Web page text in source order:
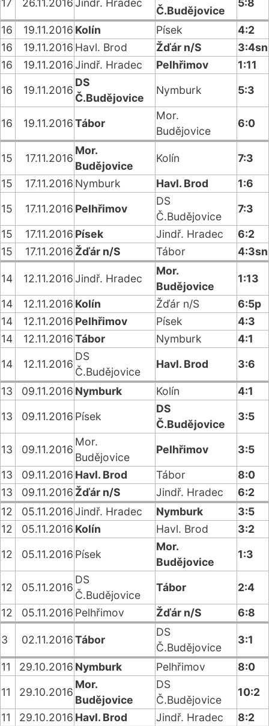
17
26.11.2016Jindř. Hradec
Č.Budějovice
5:8
16 19.11.2016 Kolín Písek
4:2
16
19.11.2016 Havl. Brod Žďár n/S
3:4sn
16
19.11.2016Jindř. Hradec Pelhřimov
1:11
16
19.11.2016
DS
Č.Budějovice
Nymburk 5:3
16 19.11.2016Tábor
Mor.
Budějovice
6:0
15 17.11.2016
Mor.
Budějovice
Kolín
7:3
15
17.11.2016 Nymburk Havl. Brod
1:6
15
17.11.2016 Pelhřimov
DS
Č.Budějovice
7:3
15
17.11.2016 Písek Jindř. Hradec
6:2
15
17.11.2016 Žďár n/S Tábor 4:3sn
14 12.11.2016Jindř. Hradec
Mor.
Budějovice
1:13
14
12.11.2016 Kolín Žďár n/S
6:5p
14
12.11.2016 Pelhřimov Písek
4:3
14
12.11.2016Tábor Nymburk
4:1
14
12.11.2016
DS
Č.Budějovice
Havl. Brod 3:6
13 09.11.2016 Nymburk Kolín
4:1
13
09.11.2016 Písek
DS
Č.Budějovice
3:5
13 09.11.2016
Mor.
Budějovice
Pelhřimov
3:5
13
09.11.2016 Havl. Brod Tábor
8:0
13
09.11.2016 Žďár n/S Jindř. Hradec
6:2
12
05.11.2016Jindř. Hradec Nymburk
3:5
12
05.11.2016 Kolín Havl. Brod
3:2
12
05.11.2016 Písek
Mor.
Budějovice
1:3
12 05.11.2016
DS
Č.Budějovice
Tábor
2:4
12
05.11.2016 Pelhřimov Žďár n/S 6:8
3 02.11.2016Tábor
DS
Č.Budějovice
3:1
11 29.10.2016 Nymburk Pelhřimov
8:0
11
29.10.2016
Mor.
Budějovice
DS
Č.Budějovice
10:2
11
29.10.2016 Havl. Brod Jindř. Hradec
8:2